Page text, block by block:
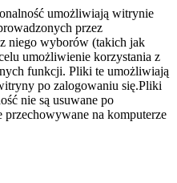
umożliwiają witrynie
przez
niego wyborów (takich jak
umożliwienie korzystania z
funkcji. Pliki te umożliwiają
po zalogowaniu się.Pliki
nie są usuwane po
na komputerze